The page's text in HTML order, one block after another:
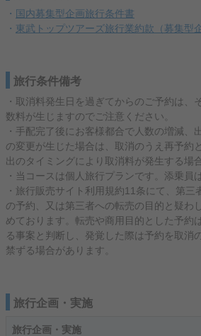
・ 国内募集型企画旅行条件書
・ 東武トップツアーズ旅行業約款（募集型
旅行条件備考
・取消料発生日を過ぎてからのご予約は、
数料が生じますのでご注意ください。
・手配完了後にお客様都合で人数の増減、
の変更が生じた場合は、取消のうえ再予約
出のタイミングにより取消料が発生する場
・当コースは個人旅行プランです。添乗員
・旅行販売サイト利用規約11条にて、第三
の予約、又は第三者への転売の目的と疑わ
めております。転売や商用目的とした予約
る事案と判断し、発覚した際は予約を取消
禁ずる場合があります。
旅行企画・実施
旅行企画・実施